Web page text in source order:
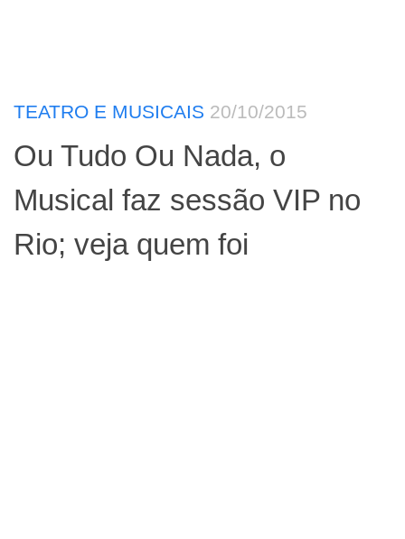
TEATRO E MUSICAIS 20/10/2015
Ou Tudo Ou Nada, o
Musical faz sessão VIP no
Rio; veja quem foi